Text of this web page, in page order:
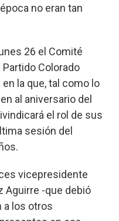
no eran tan
26 el Comité
Colorado
la que, tal como lo
al aniversario del
el rol de sus
sesión del
vicepresidente
Aguirre -que debió
a los otros